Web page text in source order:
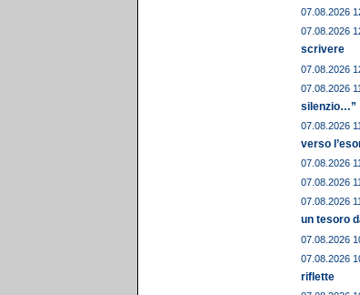
07.08.2026
07.08.2026
scrivere
07.08.2026
07.08.2026
silenzio…”
07.08.2026
verso
07.08.2026
07.08.2026
07.08.2026
un tesoro
07.08.2026
07.08.2026
riflette